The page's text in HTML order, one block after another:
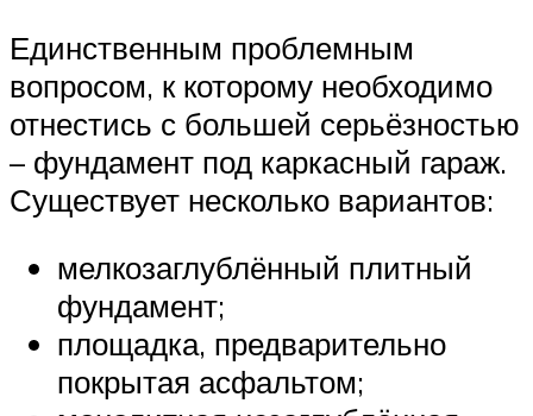
Единственным проблемным
вопросом, к которому необходимо
отнестись с большей серьёзностью
– фундамент под каркасный гараж.
Существует несколько вариантов:
мелкозаглублённый плитный
фундамент;
площадка, предварительно
покрытая асфальтом;